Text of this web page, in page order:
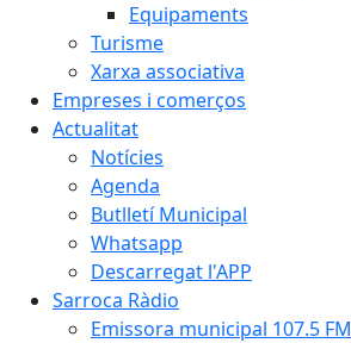
Equipaments
Turisme
Xarxa associativa
Empreses i comerços
Actualitat
Notícies
Agenda
Butlletí Municipal
Whatsapp
Descarregat l'APP
Sarroca Ràdio
Emissora municipal 107.5 FM